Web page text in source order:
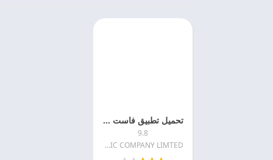
تحميل تطبيق فاست ستور 2026 fast store اخر اصدار
9.8
ICON TECHIC COMPANY LIMTED